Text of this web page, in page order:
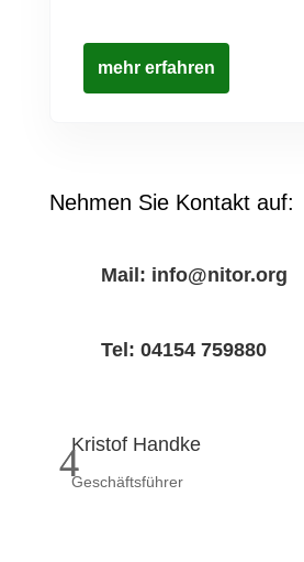
mehr erfahren
Nehmen Sie Kontakt auf:
Mail: info@nitor.org
Tel: 04154 759880
Kristof Handke
Geschäftsführer